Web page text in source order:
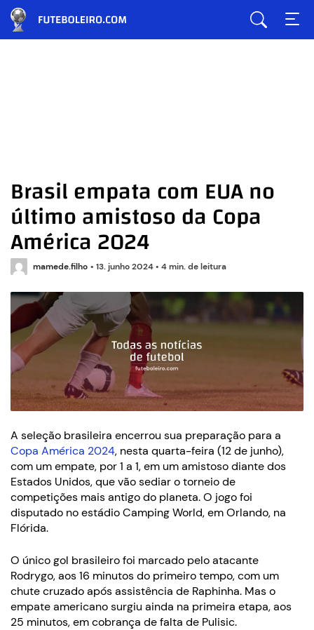
Brasil empata com EUA no
último amistoso da Copa
América 2024
mamede.filho • 13. junho 2024• 4 min. de leitura
A seleção brasileira encerrou sua preparação para a
Copa América 2024, nesta quarta-feira (12 de junho),
com um empate, por 1 a 1, em um amistoso diante dos
Estados Unidos, que vão sediar o torneio de
competições mais antigo do planeta. O jogo foi
disputado no estádio Camping World, em Orlando, na
Flórida.
O único gol brasileiro foi marcado pelo atacante
Rodrygo, aos 16 minutos do primeiro tempo, com um
chute cruzado após assistência de Raphinha. Mas o
empate americano surgiu ainda na primeira etapa, aos
25 minutos, em cobrança de falta de Pulisic.